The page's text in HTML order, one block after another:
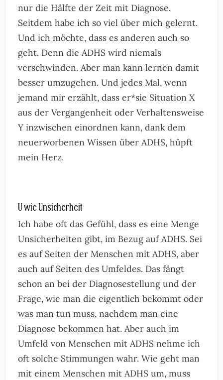
nur die Hälfte der Zeit mit Diagnose.
Seitdem habe ich so viel über mich gelernt.
Und ich möchte, dass es anderen auch so
geht. Denn die ADHS wird niemals
verschwinden. Aber man kann lernen damit
besser umzugehen. Und jedes Mal, wenn
jemand mir erzählt, dass er*sie Situation X
aus der Vergangenheit oder Verhaltensweise
Y inzwischen einordnen kann, dank dem
neuerworbenen Wissen über ADHS, hüpft
mein Herz.
U wie Unsicherheit
Ich habe oft das Gefühl, dass es eine Menge
Unsicherheiten gibt, im Bezug auf ADHS. Sei
es auf Seiten der Menschen mit ADHS, aber
auch auf Seiten des Umfeldes. Das fängt
schon an bei der Diagnosestellung und der
Frage, wie man die eigentlich bekommt oder
was man tun muss, nachdem man eine
Diagnose bekommen hat. Aber auch im
Umfeld von Menschen mit ADHS nehme ich
oft solche Stimmungen wahr. Wie geht man
mit einem Menschen mit ADHS um, muss